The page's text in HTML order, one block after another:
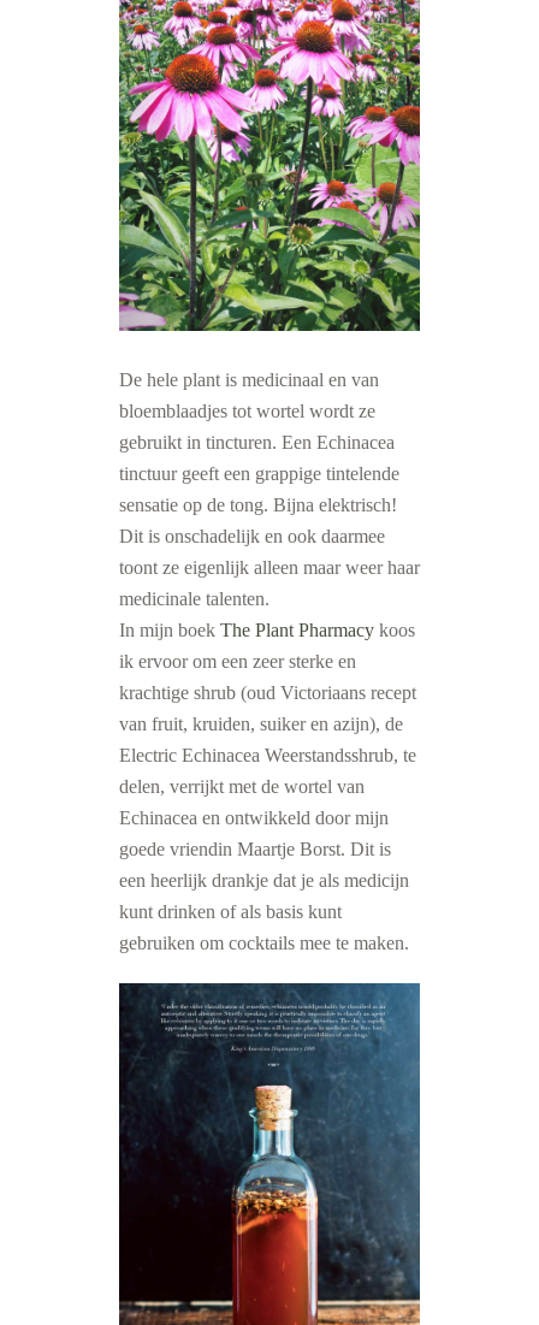
De hele plant is medicinaal en van
bloemblaadjes tot wortel wordt ze
gebruikt in tincturen. Een Echinacea
tinctuur geeft een grappige tintelende
sensatie op de tong. Bijna elektrisch!
Dit is onschadelijk en ook daarmee
toont ze eigenlijk alleen maar weer haar
medicinale talenten.
In mijn boek The Plant Pharmacy koos
ik ervoor om een zeer sterke en
krachtige shrub (oud Victoriaans recept
van fruit, kruiden, suiker en azijn), de
Electric Echinacea Weerstandsshrub, te
delen, verrijkt met de wortel van
Echinacea en ontwikkeld door mijn
goede vriendin Maartje Borst. Dit is
een heerlijk drankje dat je als medicijn
kunt drinken of als basis kunt
gebruiken om cocktails mee te maken.